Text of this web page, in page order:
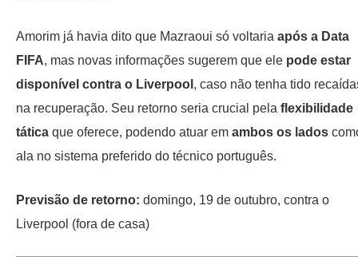
Amorim já havia dito que Mazraoui só voltaria após a Data
FIFA, mas novas informações sugerem que ele pode estar
disponível contra o Liverpool , caso não tenha tido
na recuperação. Seu retorno seria crucial pela flexibilidade
tática que oferece, podendo atuar em ambos os lados
ala no sistema preferido do técnico português.
Previsão de retorno: domingo, 19 de outubro, contra o
Liverpool (fora de casa)